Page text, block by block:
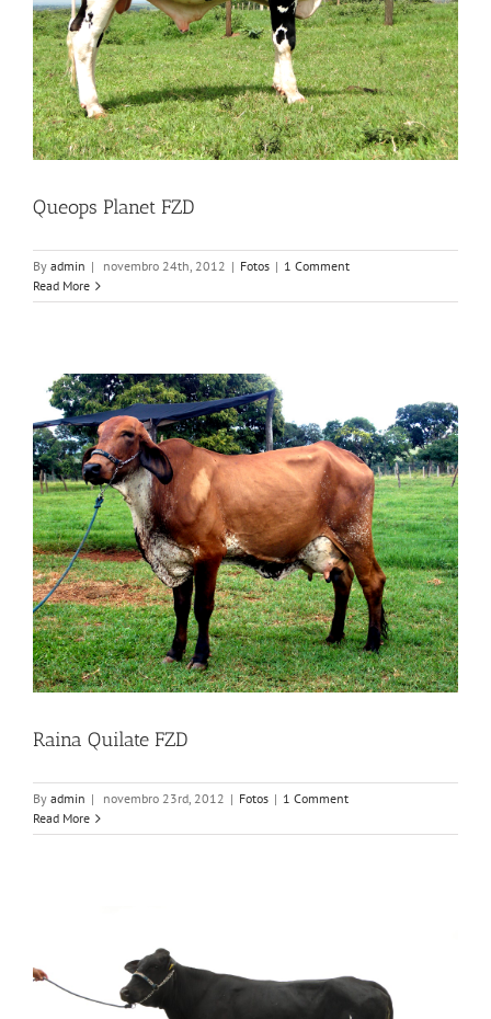
Queops Planet FZD
By admin | novembro 24th, 2012 | Fotos | 1 Comment
Read More
Raina Quilate FZD
By admin | novembro 23rd, 2012 | Fotos | 1 Comment
Read More